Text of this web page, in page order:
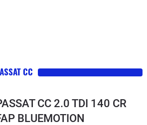
CC
CC 2.0 TDI 140 CR
BLUEMOTION